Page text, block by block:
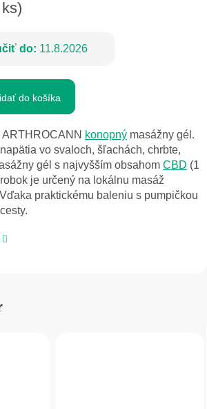
do: 11.8.2026
do košíka
konopný masážny gél.
vo svaloch, šľachách, chrbte,
gél s najvyšším obsahom CBD (1
je určený na lokálnu masáž
praktickému baleniu s pumpičkou